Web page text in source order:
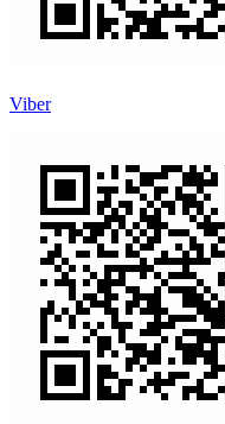
Viber